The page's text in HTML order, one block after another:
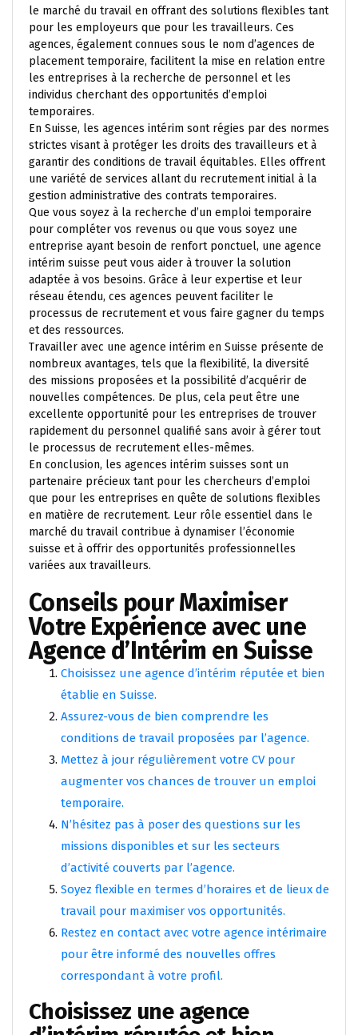
le marché du travail en offrant des solutions flexibles tant
pour les employeurs que pour les travailleurs. Ces
agences, également connues sous le nom d’agences de
placement temporaire, facilitent la mise en relation entre
les entreprises à la recherche de personnel et les
individus cherchant des opportunités d’emploi
temporaires.
En Suisse, les agences intérim sont régies par des normes
strictes visant à protéger les droits des travailleurs et à
garantir des conditions de travail équitables. Elles offrent
une variété de services allant du recrutement initial à la
gestion administrative des contrats temporaires.
Que vous soyez à la recherche d’un emploi temporaire
pour compléter vos revenus ou que vous soyez une
entreprise ayant besoin de renfort ponctuel, une agence
intérim suisse peut vous aider à trouver la solution
adaptée à vos besoins. Grâce à leur expertise et leur
réseau étendu, ces agences peuvent faciliter le
processus de recrutement et vous faire gagner du temps
et des ressources.
Travailler avec une agence intérim en Suisse présente de
nombreux avantages, tels que la flexibilité, la diversité
des missions proposées et la possibilité d’acquérir de
nouvelles compétences. De plus, cela peut être une
excellente opportunité pour les entreprises de trouver
rapidement du personnel qualifié sans avoir à gérer tout
le processus de recrutement elles-mêmes.
En conclusion, les agences intérim suisses sont un
partenaire précieux tant pour les chercheurs d’emploi
que pour les entreprises en quête de solutions flexibles
en matière de recrutement. Leur rôle essentiel dans le
marché du travail contribue à dynamiser l’économie
suisse et à offrir des opportunités professionnelles
variées aux travailleurs.
Conseils pour Maximiser
Votre Expérience avec une
Agence d’Intérim en Suisse
Choisissez une agence d’intérim réputée et bien
établie en Suisse.
Assurez-vous de bien comprendre les
conditions de travail proposées par l’agence.
Mettez à jour régulièrement votre CV pour
augmenter vos chances de trouver un emploi
temporaire.
N’hésitez pas à poser des questions sur les
missions disponibles et sur les secteurs
d’activité couverts par l’agence.
Soyez flexible en termes d’horaires et de lieux de
travail pour maximiser vos opportunités.
Restez en contact avec votre agence intérimaire
pour être informé des nouvelles offres
correspondant à votre profil.
Choisissez une agence